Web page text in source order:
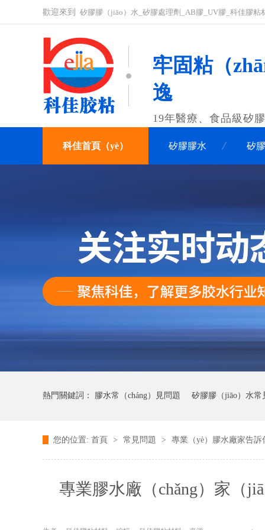
歡迎來到 矽膠膠（jiāo）水_矽膠處理劑_AB膠_UV膠_科佳膠粘
牢固粘（
逸
19年醫療、食品級矽
科佳首頁（yè） 矽膠膠水 矽
熱門關鍵詞： 膠水常（cháng）見問題 矽膠膠（jiāo）水常
快幹膠（jiāo）膠常見問題（tí）
您的位置: 首頁 > 常見問題 > 專業（yè）膠水廠家告
專業膠水廠（chǎng）家（